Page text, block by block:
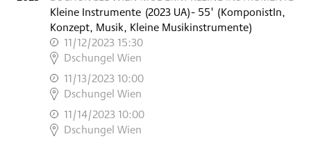
Kleine Instrumente (2023 UA)- 55' (KomponistIn,
Konzept, Musik, Kleine Musikinstrumente)
11/12/2023 15:30
,
Dschungel Wien
11/13/2023 10:00
,
Dschungel Wien
11/14/2023 10:00
,
Dschungel Wien